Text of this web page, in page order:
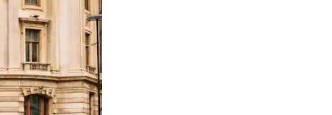
con el tacto o desliza el dedo.